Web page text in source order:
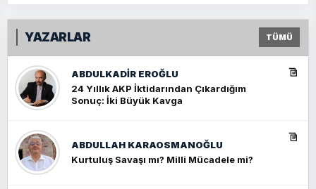
YAZARLAR TÜMÜ
ABDULKADIR EROĞLU
24 Yıllık AKP İktidarından Çıkardığım
Sonuç: İki Büyük Kavga
ABDULLAH KARAOSMANOĞLU
Kurtuluş Savaşı mı? Milli Mücadele mi?